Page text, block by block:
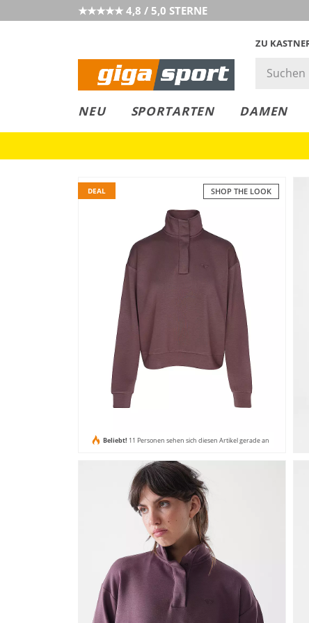
★★★★★ 4,8 / 5,0 STERNE
ZU
NEU SPORTARTEN DAMEN
LEASING
COLLECT
RESERVE
SHOP THE LOOK
DEAL
Beliebt! 11 Personen sehen sich diesen Artikel gerade an